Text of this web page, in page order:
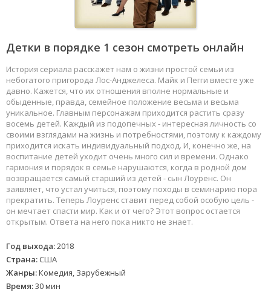
Детки в порядке 1 сезон смотреть онлайн
История сериала расскажет нам о жизни простой семьи из
небогатого пригорода Лос-Анджелеса. Майк и Пегги вместе уже
давно. Кажется, что их отношения вполне нормальные и
обыденные, правда, семейное положение весьма и весьма
уникальное. Главным персонажам приходится растить сразу
восемь детей. Каждый из подопечных - интересная личность со
своими взглядами на жизнь и потребностями, поэтому к каждому
приходится искать индивидуальный подход. И, конечно же, на
воспитание детей уходит очень много сил и времени. Однако
гармония и порядок в семье нарушаются, когда в родной дом
возвращается самый старший из детей - сын Лоуренс. Он
заявляет, что устал учиться, поэтому походы в семинарию пора
прекратить. Теперь Лоуренс ставит перед собой особую цель -
он мечтает спасти мир. Как и от чего? Этот вопрос остается
открытым. Ответа на него пока никто не знает.
Год выхода:2018
Страна: США
Жанры:Комедия, Зарубежный
Время:30 мин